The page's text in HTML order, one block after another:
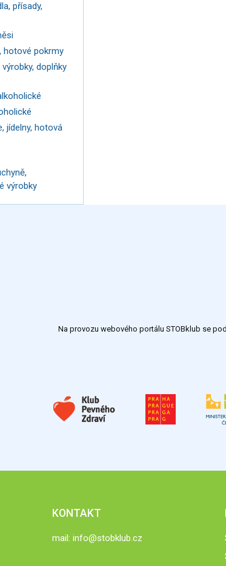
přísady,
hotové pokrmy
doplňky
jídelny, hotová
výrobky
Na provozu webového portálu STOBklub se
KONTAKT
mail: info@stobklub.cz